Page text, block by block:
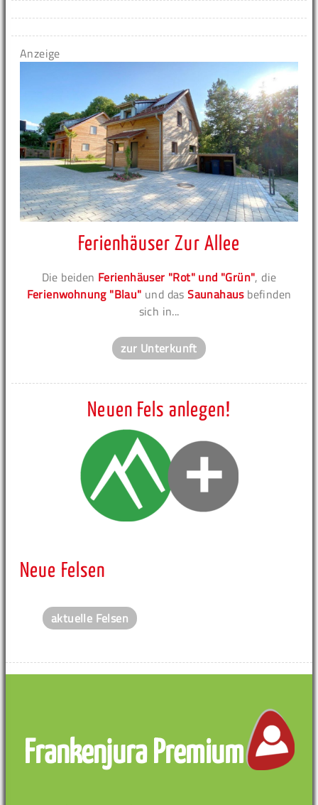
Anzeige
Ferienhäuser Zur Allee
Die beiden Ferienhäuser "Rot" und "Grün", die
Ferienwohnung "Blau" und dasSaunahausbefinden
sich in...
zur Unterkunft
Neuen Fels anlegen!
Neue Felsen
aktuelle Felsen
Frankenjura Premium